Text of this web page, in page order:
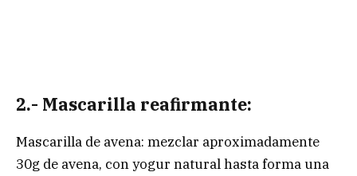
2.- Mascarilla reafirmante:
Mascarilla de avena: mezclar aproximadamente
30g de avena, con yogur natural hasta forma una